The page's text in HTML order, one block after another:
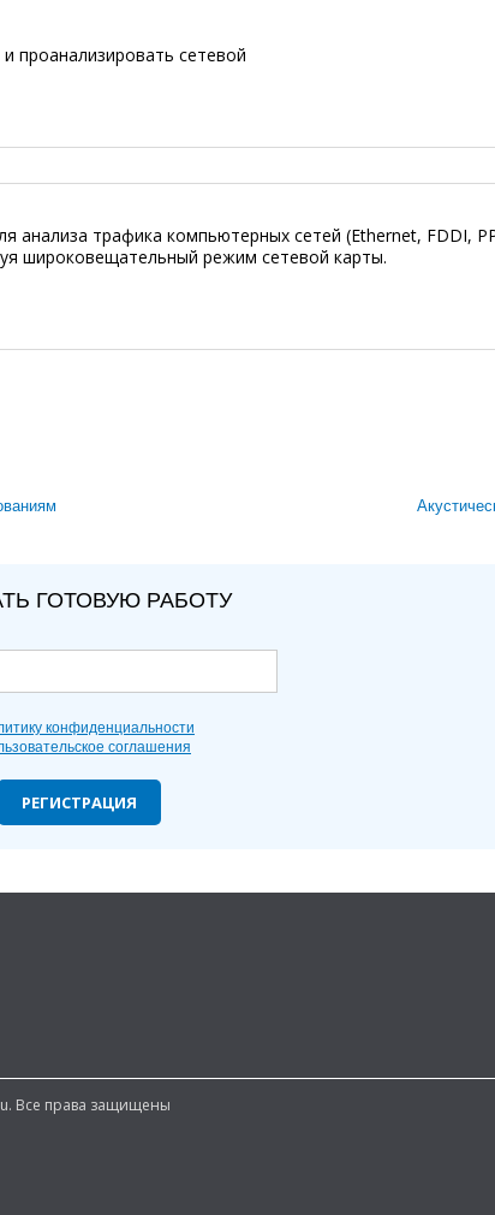
проанализировать сетевой
анализа трафика компьютерных сетей (Ethernet, FDDI,
широковещательный режим сетевой карты.
ГОТОВУЮ РАБОТУ
конфиденциальности
соглашения
РЕГИСТРАЦИЯ
Все права защищены